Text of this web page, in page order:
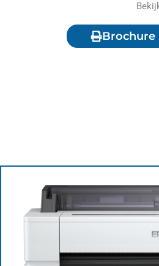
Brochure